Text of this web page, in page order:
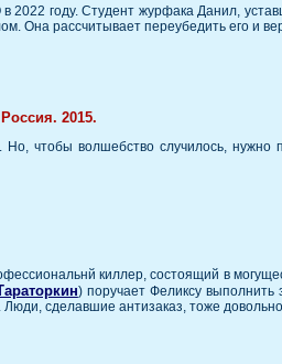
году. Студент журфака Данил,
Она рассчитывает переубедить его и
2015.
чтобы волшебство случилось,
киллер, состоящий в
) поручает Феликсу
сделавшие антизаказ, тоже